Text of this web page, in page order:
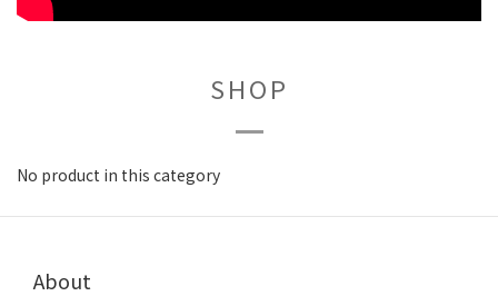
SHOP
No product in this category
About